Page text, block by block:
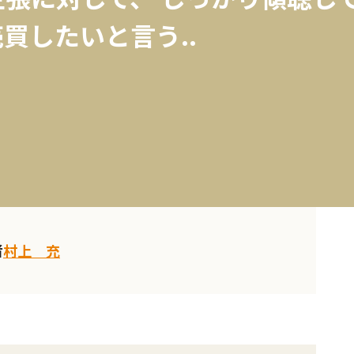
したいと言う..
村上 充